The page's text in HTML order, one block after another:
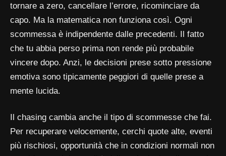
tornare a zero, cancellare l’errore, ricominciare da
capo. Ma la matematica non funziona così. Ogni
scommessa è indipendente dalle precedenti. Il fatto
che tu abbia perso prima non rende più probabile
vincere dopo. Anzi, le decisioni prese sotto pressione
emotiva sono tipicamente peggiori di quelle prese a
mente lucida.
Il chasing cambia anche il tipo di scommesse che fai.
Per recuperare velocemente, cerchi quote alte, eventi
più rischiosi, opportunità che in condizioni normali non